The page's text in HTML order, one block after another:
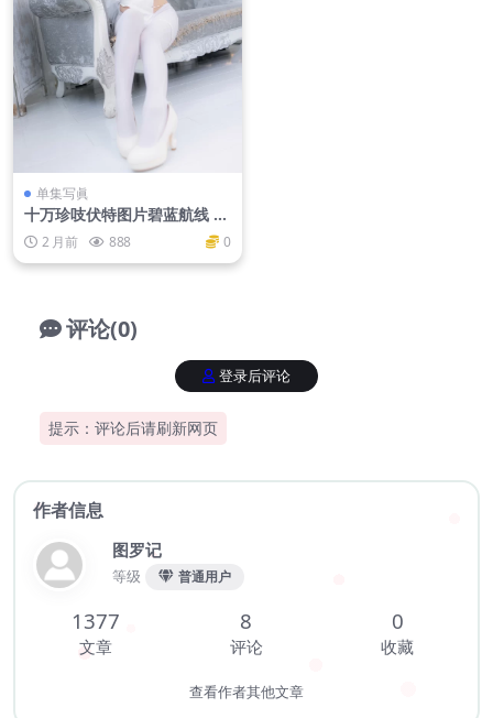
单集写眞
十万珍吱伏特图片碧蓝航线 恶
毒 2 月前 888 0
评论(0)
提示：评论后请刷新网页
登录后评论
作者信息
图罗记
等级 普通用户
1377
文章
8
评论
0
收藏
查看作者其他文章